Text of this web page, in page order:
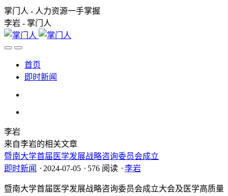
掌门人 - 人力资源一手掌握
李岩 - 掌门人
首页
即时新闻
李岩
来自李岩的相关文章
暨南大学首届医学发展战略咨询委员会成立
即时新闻 ⋅ 2024-07-05 ⋅ 576 阅读 ⋅ 李岩
暨南大学首届医学发展战略咨询委员会成立大会及医学高质量